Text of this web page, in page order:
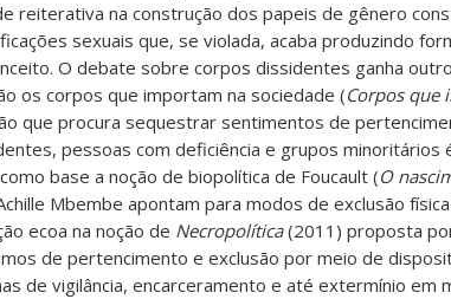
reiterativa na construção dos papeis de gênero
sexuais que, se violada, acaba produzindo
O debate sobre corpos dissidentes ganha
os corpos que importam na sociedade (Corpos que
que procura sequestrar sentimentos de
pessoas com deficiência e grupos minoritários
base a noção de biopolítica de Foucault (O
Mbembe apontam para modos de exclusão
ecoa na noção de Necropolítica(2011) proposta
de pertencimento e exclusão por meio de
de vigilância, encarceramento e até extermínio em